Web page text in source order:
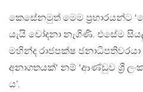
කෙසේනමුත් මෙම ප්‍රහාරයන්ට
යැයි චෝදනා නැගිණි. එසේම
මහින්ද රාජපක්ෂ
අනාගතයක්‘ නම් ‘ආණ්ඩුව ශ්‍රී
ය’.